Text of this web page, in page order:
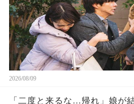
2026/08/09
「二度と来るな…帰れ」娘が